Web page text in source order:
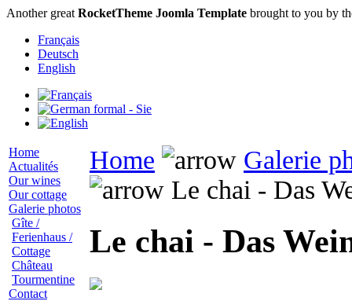
Another great RocketTheme Joomla Template brought to you by
Français
Deutsch
English
Home
Actualités
Our wines
Our cottage
Galerie photos
Gîte /
Ferienhaus /
Cottage
Château
Tourmentine
Contact
Home
Galerie
Le chai - Das
Le chai - Das